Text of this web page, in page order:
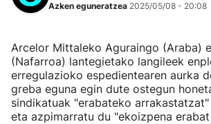
Azken eguneratzea 2025/05/08 - 20:08
Arcelor Mittaleko Aguraingo (Araba)
(Nafarroa) lantegietako langileek
erregulazioko espedientearen aurka
greba eguna egin dute ostegun
sindikatuak "erabateko
eta azpimarratu du "ekoizpena